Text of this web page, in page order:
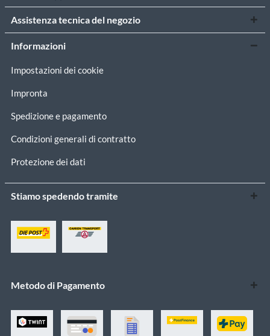
Assistenza tecnica del negozio
Informazioni
Impostazioni dei cookie
Impronta
Spedizione e pagamento
Condizioni generali di contratto
Protezione dei dati
Stiamo spedendo tramite
Metodo di Pagamento